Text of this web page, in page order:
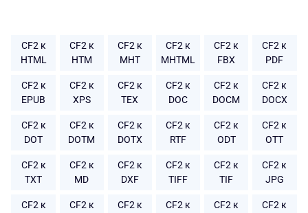
CF2 к
HTML
CF2 к
HTM
CF2 к
MHT
CF2 к
MHTML
CF2 к
FBX
CF2 к
PDF
CF2 к
EPUB
CF2 к
XPS
CF2 к
TEX
CF2 к
DOC
CF2 к
DOCM
CF2 к
DOCX
CF2 к
DOT
CF2 к
DOTM
CF2 к
DOTX
CF2 к
RTF
CF2 к
ODT
CF2 к
OTT
CF2 к
TXT
CF2 к
MD
CF2 к
DXF
CF2 к
TIFF
CF2 к
TIF
CF2 к
JPG
CF2 к
CF2 к
CF2 к
CF2 к
CF2 к
CF2 к